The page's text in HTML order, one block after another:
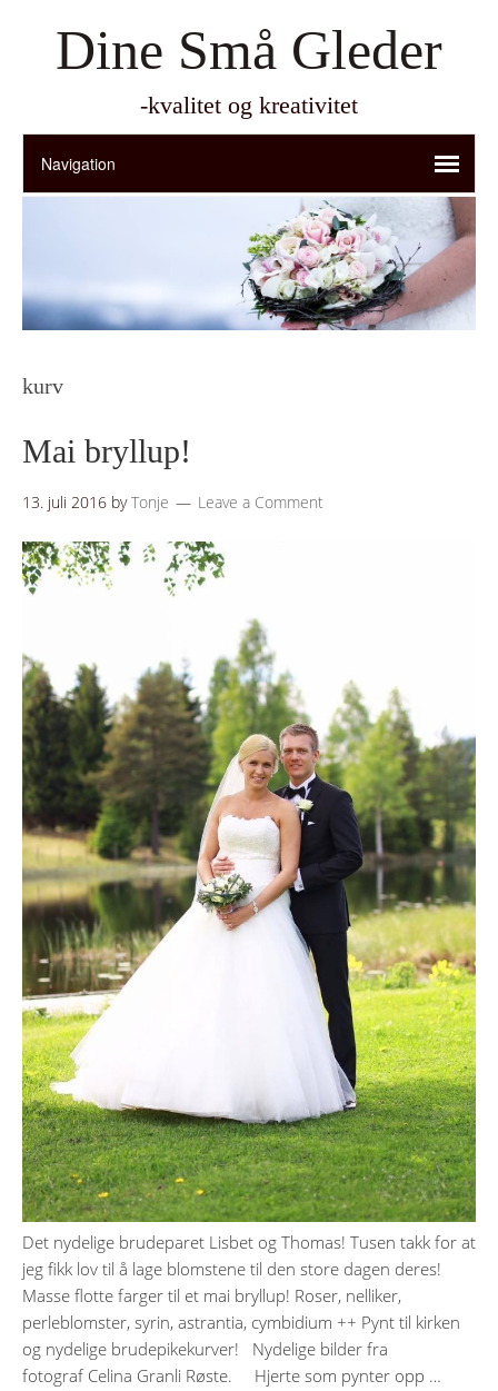
Dine Små Gleder
-kvalitet og kreativitet
kurv
Mai bryllup!
13. juli 2016 byTonje Leave a Comment
Det nydelige brudeparet Lisbet og Thomas! Tusen takk for at
jeg fikk lov til å lage blomstene til den store dagen deres!
Masse flotte farger til et mai bryllup! Roser, nelliker,
perleblomster, syrin, astrantia, cymbidium ++ Pynt til kirken
og nydelige brudepikekurver! Nydelige bilder fra
fotograf Celina Granli Røste. Hjerte som pynter opp …